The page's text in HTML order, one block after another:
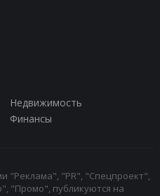
Недвижимость
Финансы
"Реклама", "PR", "Спецпроект",
"Промо", публикуются на